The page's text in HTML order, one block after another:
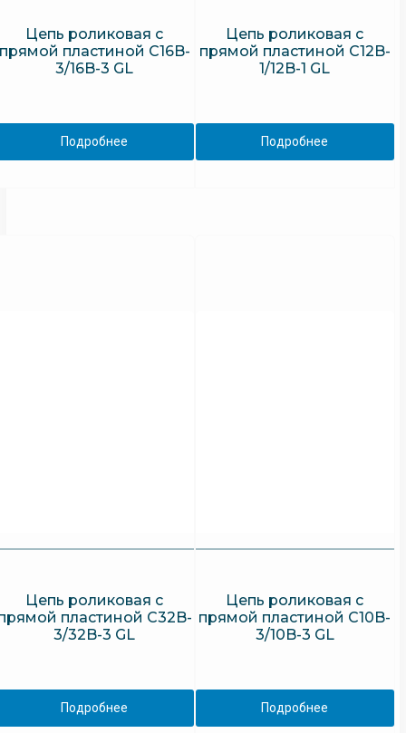
Цепь роликовая с
пластиной C16B-
3/16B-3 GL
Подробнее
Цепь роликовая с
прямой пластиной C12B-
1/12B-1 GL
Подробнее
Цепь роликовая с
пластиной C32B-
3/32B-3 GL
Подробнее
Цепь роликовая с
прямой пластиной C10B-
3/10B-3 GL
Подробнее